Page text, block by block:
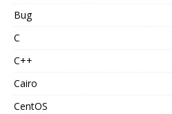
Bug
C
C++
Cairo
CentOS